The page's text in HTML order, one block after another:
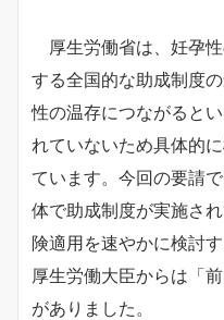
厚生労働省は、妊孕
する全国的な助成制度
性の温存につながると
れていないため具体的
ています。今回の要請
体で助成制度が実施さ
険適用を速やかに検討
厚生労働大臣からは「
がありました。